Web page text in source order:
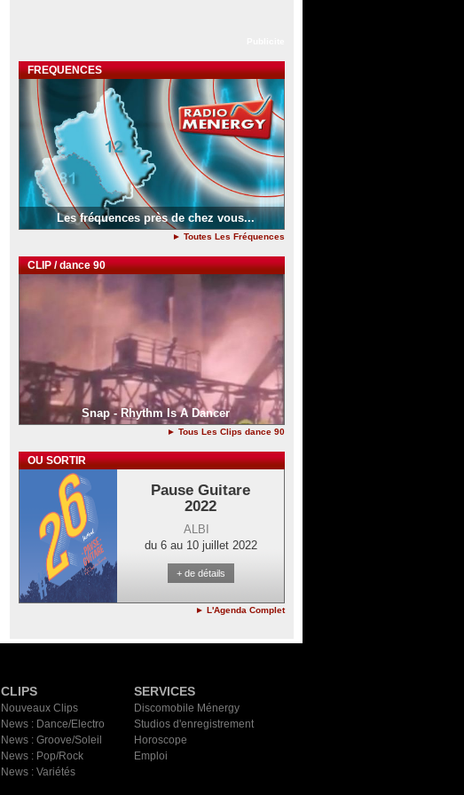
FREQUENCES
Les fréquences près de chez vous...
► Toutes Les Fréquences
CLIP / dance 90
Snap - Rhythm Is A Dancer
► Tous Les Clips dance 90
OU SORTIR
Pause Guitare
2022
ALBI
du 6 au 10 juillet 2022
+ de détails
► L'Agenda Complet
CLIPS
Nouveaux Clips
News : Dance/Electro
News : Groove/Soleil
News : Pop/Rock
News : Variétés
SERVICES
Discomobile Ménergy
Studios d'enregistrement
Horoscope
Emploi